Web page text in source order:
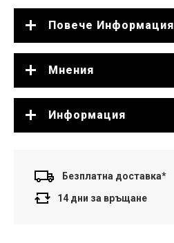
Повече Информация
Мнения
Информация
Безплатна доставка*
14 дни за връщане